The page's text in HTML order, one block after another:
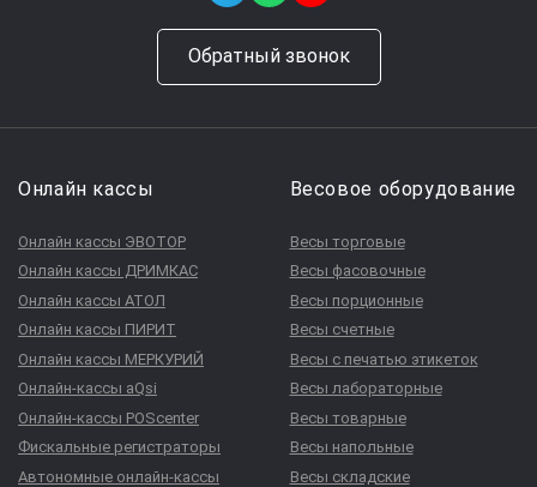
Обратный звонок
Онлайн кассы
Онлайн кассы ЭВОТОР
Онлайн кассы ДРИМКАС
Онлайн кассы АТОЛ
Онлайн кассы ПИРИТ
Онлайн кассы МЕРКУРИЙ
Онлайн-кассы aQsi
Онлайн-кассы POScenter
Фискальные регистраторы
Автономные онлайн-кассы
Весовое оборудование
Весы торговые
Весы фасовочные
Весы порционные
Весы счетные
Весы с печатью этикеток
Весы лабораторные
Весы товарные
Весы напольные
Весы складские